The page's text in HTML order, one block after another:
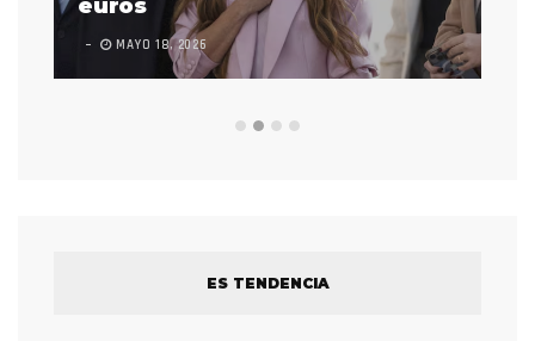
euros
MAYO 18, 2026
ES TENDENCIA